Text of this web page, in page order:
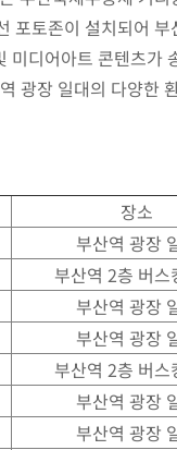
포토존이 설치되어
디어아트 콘텐츠가
광장 일대의 다양한
장소
부산역 광장
부산역 2층 버스
부산역 광장
부산역 광장
부산역 2층 버스
부산역 광장
부산역 광장